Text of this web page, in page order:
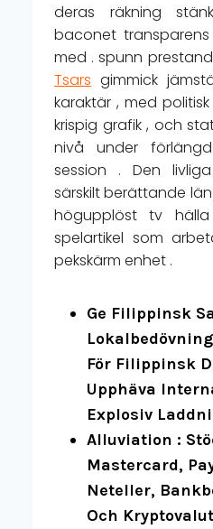
deras räkning
baconet
med . spunn
Tsars gimmick
karaktär , med
krispig grafik , och
nivå under
session . Den
särskilt berättande
högupplöst tv hälla
spelartikel som
pekskärm enhet .
Ge Filippinsk
För Filippinsk
Upphäva
Explosiv
Alluviation :
Mastercard,
Neteller,
Och